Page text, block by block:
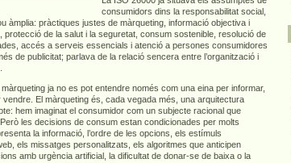
consumidors dins la responsabilitat social,
àmplia: pràctiques justes de màrqueting, informació objectiva i
protecció de la salut i la seguretat, consum sostenible, resolució de
accés a serveis essencials i atenció a persones consumidores
de publicitat; parlava de la relació sencera entre l’organització i
ja no es pot entendre només com una eina per informar,
El màrqueting és, cada vegada més, una arquitectura
hem imaginat el consumidor com un subjecte racional que
les decisions de consum estan condicionades per molts
la informació, l’ordre de les opcions, els estímuls
els missatges personalitzats, els algoritmes que anticipen
amb urgència artificial, la dificultat de donar-se de baixa o la